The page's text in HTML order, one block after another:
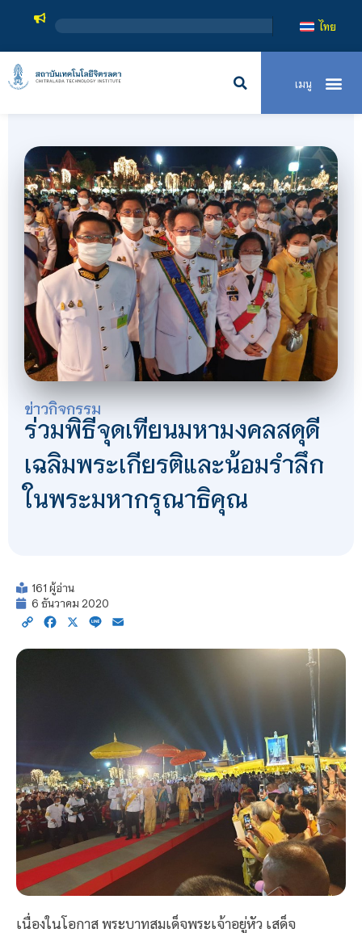
สถาบันเทคโน
ไทย
ข่าวกิจกรรม
ร่วมพิธีจุดเทียนมหามงคลสดุดี
เฉลิมพระเกียรติและน้อมรำลึก
ในพระมหากรุณาธิคุณ
161 ผู้อ่าน
6 ธันวาคม 2020
Copy Facebook
X Line
เนื่องในโอกาส พระบาทสมเด็จพระเจ้าอยู่หัว เสด็จ